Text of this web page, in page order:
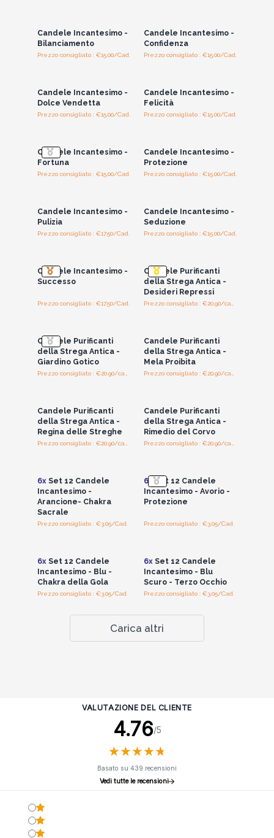
Candele Incantesimo -
Bilanciamento
Prezzo consigliato : €15.00/Cad.
Candele Incantesimo -
Confidenza
Prezzo consigliato : €15.00/Cad.
Candele Incantesimo -
Dolce Vendetta
Prezzo consigliato : €15.00/Cad.
Candele Incantesimo -
Felicità
Prezzo consigliato : €15.00/Cad.
Candele Incantesimo -
Fortuna
Prezzo consigliato : €15.00/Cad.
Candele Incantesimo -
Protezione
Prezzo consigliato : €15.00/Cad.
Candele Incantesimo -
Pulizia
Prezzo consigliato : €17.50/Cad.
Candele Incantesimo -
Seduzione
Prezzo consigliato : €15.00/Cad.
Candele Incantesimo -
Successo
Prezzo consigliato : €17.50/Cad.
Candele Purificanti
della Strega Antica -
Desideri Repressi
Candele Purificanti
della Strega Antica -
Giardino Gotico
Candele Purificanti
della Strega Antica -
Mela Proibita
Candele Purificanti
della Strega Antica -
Regina delle Streghe
Candele Purificanti
della Strega Antica -
Rimedio del Corvo
6xSet 12 Candele
Incantesimo -
Arancione- Chakra
Sacrale
Prezzo consigliato : €3.05/Cad.
6x Set 12 Candele
Incantesimo - Avorio -
Protezione
Prezzo consigliato : €3.05/Cad.
6xSet 12 Candele
Incantesimo - Blu -
Chakra della Gola
Prezzo consigliato : €3.05/Cad.
6xSet 12 Candele
Incantesimo - Blu
Scuro - Terzo Occhio
Prezzo consigliato : €3.05/Cad.
Carica altri
VALUTAZIONE DEL CLIENTE
4.76/5
★★★★★
★★★★★
Basato su 439 recensioni
Vedi tutte le recensioni